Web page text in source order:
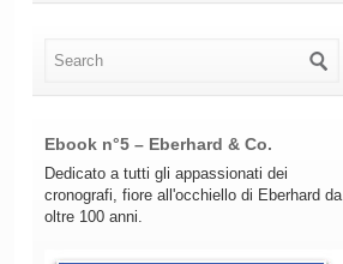
Ebook n°5 – Eberhard & Co.
Dedicato a tutti gli appassionati dei
cronografi, fiore all'occhiello di Eberhard da
oltre 100 anni.